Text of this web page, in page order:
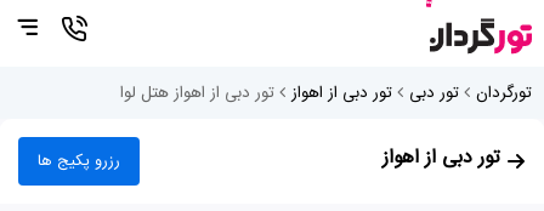
تورگردان تور دبی تور دبی از اهواز تور دبی از اهواز هتل لوا
تور دبی از اهواز رزرو پکیج ها